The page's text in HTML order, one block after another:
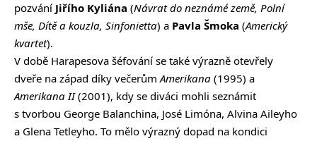
pozvání Jiřího Kyliána (Návrat do neznámé země, Polní
mše, Dítě a kouzla, Sinfonietta) a Pavla Šmoka (Americký
kvartet).
V době Harapesova šéfování se také výrazně otevřely
dveře na západ díky večerůmAmerikana (1995) a
Amerikana II(2001), kdy se diváci mohli seznámit
s tvorbou George Balanchina, José Limóna, Alvina Aileyho
a Glena Tetleyho. To mělo výrazný dopad na kondici